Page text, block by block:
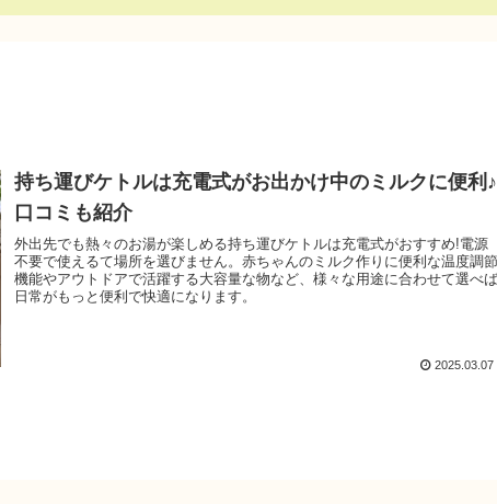
持ち運びケトルは充電式がお出かけ中のミルクに便利♪
口コミも紹介
外出先でも熱々のお湯が楽しめる持ち運びケトルは充電式がおすすめ!電源
不要で使えるて場所を選びません。赤ちゃんのミルク作りに便利な温度調節
機能やアウトドアで活躍する大容量な物など、様々な用途に合わせて選べば
日常がもっと便利で快適になります。
2025.03.07